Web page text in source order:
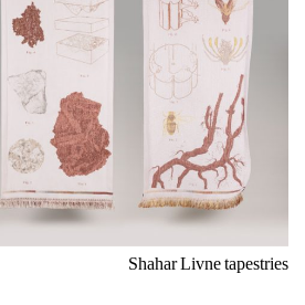
Shahar Livne tapestries